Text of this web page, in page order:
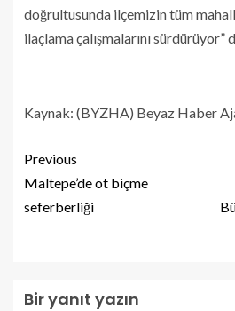
doğrultusunda ilçemizin tüm
ilaçlama çalışmalarını sürdürüyor”
Kaynak: (BYZHA) Beyaz Haber
Previous
Maltepe’de ot biçme
seferberliği
Bir yanıt yazın